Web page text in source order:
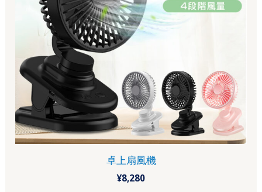
卓上扇風機
¥8,280